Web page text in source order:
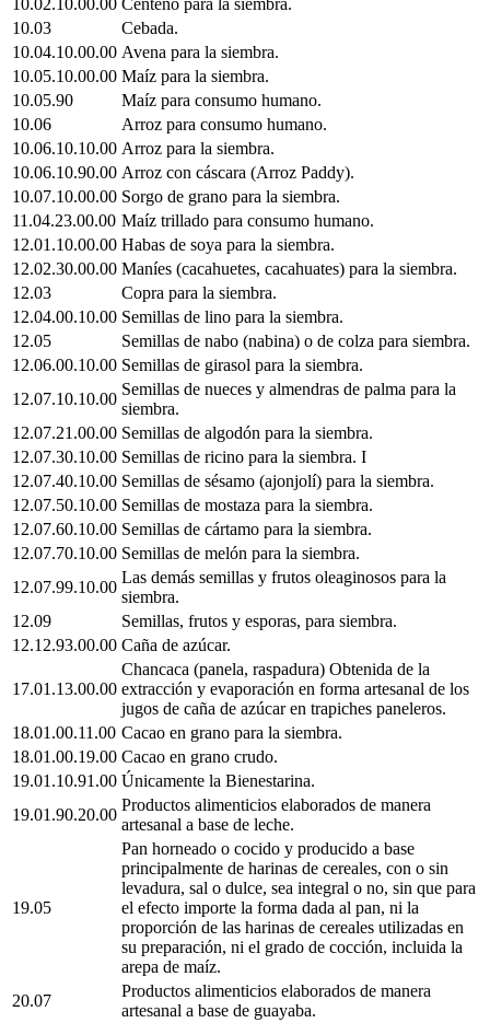
10.03
Cebada.
10.04.10.00.00 Avena para la siembra.
10.05.10.00.00 Maíz para la siembra.
10.05.90
Maíz para consumo humano.
10.06
Arroz para consumo humano.
10.06.10.10.00 Arroz para la siembra.
10.06.10.90.00 Arroz con cáscara (Arroz Paddy).
10.07.10.00.00 Sorgo de grano para la siembra.
11.04.23.00.00 Maíz trillado para consumo humano.
12.01.10.00.00 Habas de soya para la siembra.
12.02.30.00.00 Maníes (cacahuetes, cacahuates) para la siembra.
12.03
Copra para la siembra.
12.04.00.10.00 Semillas de lino para la siembra.
12.05
Semillas de nabo (nabina) o de colza para siembra.
12.06.00.10.00 Semillas de girasol para la siembra.
12.07.10.10.00
Semillas de nueces y almendras de palma para la
siembra.
12.07.21.00.00 Semillas de algodón para la siembra.
12.07.30.10.00 Semillas de ricino para la siembra. I
12.07.40.10.00 Semillas de sésamo (ajonjolí) para la siembra.
12.07.50.10.00 Semillas de mostaza para la siembra.
12.07.60.10.00 Semillas de cártamo para la siembra.
12.07.70.10.00 Semillas de melón para la siembra.
12.07.99.10.00
Las demás semillas y frutos oleaginosos para la
siembra.
12.09
Semillas, frutos y esporas, para siembra.
12.12.93.00.00 Caña de azúcar.
17.01.13.00.00
Chancaca (panela, raspadura) Obtenida de la
extracción y evaporación en forma artesanal de los
jugos de caña de azúcar en trapiches paneleros.
18.01.00.11.00 Cacao en grano para la siembra.
18.01.00.19.00 Cacao en grano crudo.
19.01.10.91.00 Únicamente la Bienestarina.
19.01.90.20.00
Productos alimenticios elaborados de manera
artesanal a base de leche.
19.05
Pan horneado o cocido y producido a base
principalmente de harinas de cereales, con o sin
levadura, sal o dulce, sea integral o no, sin que para
el efecto importe la forma dada al pan, ni la
proporción de las harinas de cereales utilizadas en
su preparación, ni el grado de cocción, incluida la
arepa de maíz.
20.07
Productos alimenticios elaborados de manera
artesanal a base de guayaba.